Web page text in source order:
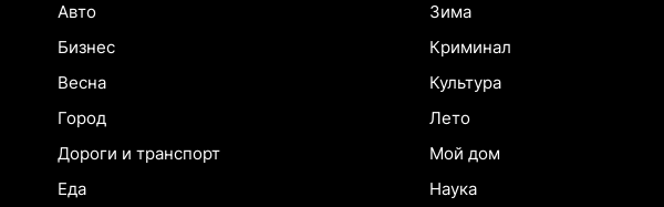
Авто
Бизнес
Весна
Город
Дороги и транспорт
Еда
Зима
Криминал
Культура
Лето
Мой дом
Наука